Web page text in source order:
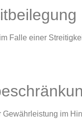
Falle einer
im